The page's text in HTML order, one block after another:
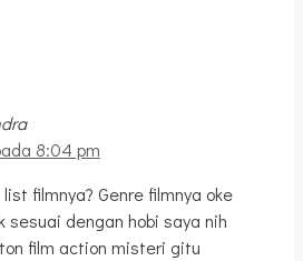
8:04 pm
filmnya? Genre filmnya oke
sesuai dengan hobi saya nih
film action misteri gitu